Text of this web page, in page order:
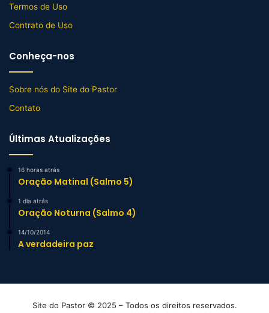
Termos de Uso
Contrato de Uso
Conheça-nos
Sobre nós do Site do Pastor
Contato
Últimas Atualizações
16 horas atrás
Oração Matinal (Salmo 5)
1 dia atrás
Oração Noturna (Salmo 4)
14/10/2014
A verdadeira paz
Site do Pastor © 2025 – Todos os direitos reservados.